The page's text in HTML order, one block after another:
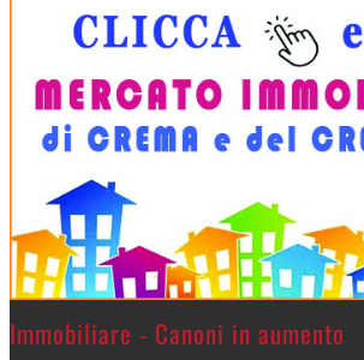
>Immobiliare - Canoni in aumento